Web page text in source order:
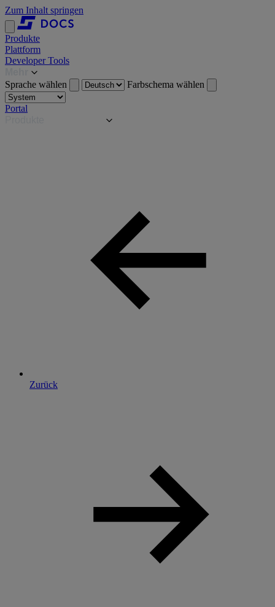
Zum Inhalt springen
Produkte
Plattform
Developer Tools
Sprache wählen
Farbschema wählen
Portal
Zurück